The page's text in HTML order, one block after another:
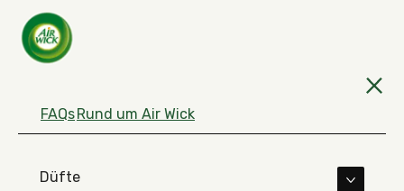
FAQsRund um Air Wick
Düfte